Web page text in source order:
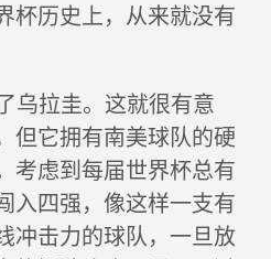
历史上，从来就没有
乌拉圭。这就很有意
但它拥有南美球队的硬
考虑到每届世界杯总有
入四强，像这样一支有
冲击力的球队，一旦放